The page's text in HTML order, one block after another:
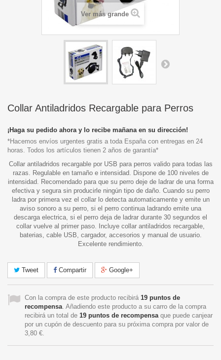
Ver más grande
Collar Antiladridos Recargable para Perros
¡Haga su pedido ahora y lo recibe mañana en su dirección!
*Hacemos envíos urgentes gratis a toda España con entregas en 24
horas. Todos los artículos tienen 2 años de garantía*
Collar antiladridos recargable por USB para perros valido para todas las
razas. Regulable en tamaño e intensidad. Dispone de 100 niveles de
intensidad. Recomendado para que su perro deje de ladrar de una forma
efectiva y segura sin producirle ningún tipo de daño. Cuando su perro
ladra por primera vez el collar lo detecta automaticamente y emite un
aviso sonoro a su perro, si el perro continua ladrando emite una
descarga electrica, si el perro deja de ladrar durante 30 segundos el
collar vuelve al primer paso. Incluye collar antiladridos recargable,
baterias, cable USB, cargador, accesorios y manual de usuario.
Excelente rendimiento.
Tweet Compartir Google+
Con la compra de este producto recibirá 19 puntos de
recompensa. Añadiendo este producto a su carro de la compra
recibirá un total de 19 puntos de recompensaque puede canjear
por un cupón de descuento para su próxima compra por valor de
3,80 €.